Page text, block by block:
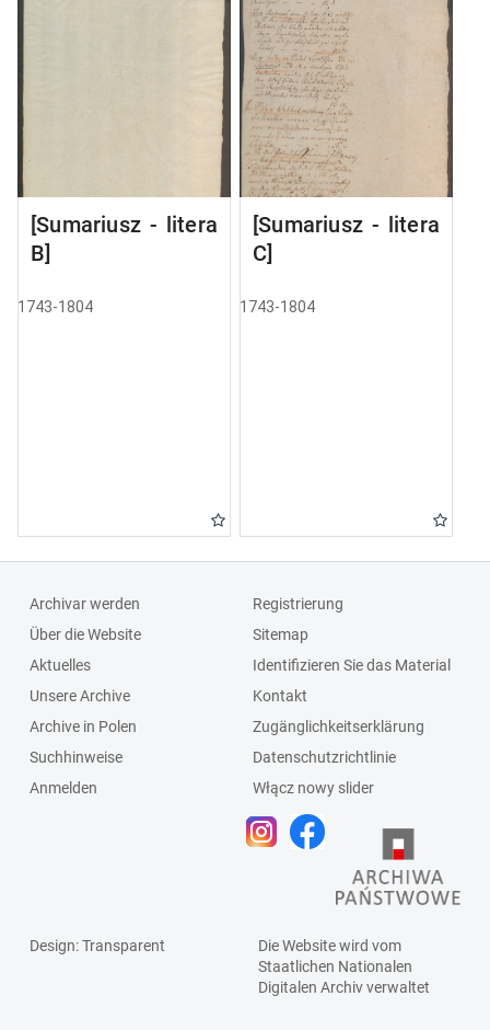
[Sumariusz - litera
B]
1743-1804
[Sumariusz - litera
C]
1743-1804
Archivar werden
Über die Website
Aktuelles
Unsere Archive
Archive in Polen
Suchhinweise
Anmelden
Registrierung
Sitemap
Identifizieren Sie das Material
Kontakt
Zugänglichkeitserklärung
Datenschutzrichtlinie
Włącz nowy slider
Design: Transparent
Die Website wird vom
Staatlichen Nationalen
Digitalen Archivverwaltet